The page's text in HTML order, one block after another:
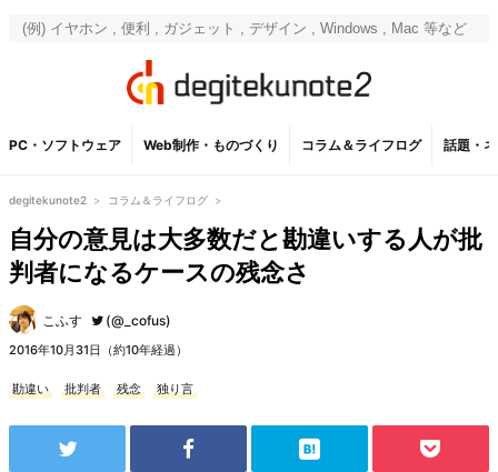
PC・ソフトウェア Web制作・ものづくり コラム＆ライフログ 話題・
degitekunote2 > コラム＆ライフログ >
自分の意見は大多数だと勘違いする人が批
判者になるケースの残念さ
こふす (@_cofus)
2016年10月31日（約10年経過）
勘違い 批判者 残念 独り言